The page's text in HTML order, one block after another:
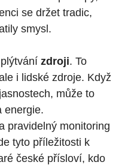
se držet tradic,
smysl.
zdroji. To
i lidské zdroje. Když
může to
energie.
pravidelný monitoring
tyto příležitosti k
české přísloví, kdo